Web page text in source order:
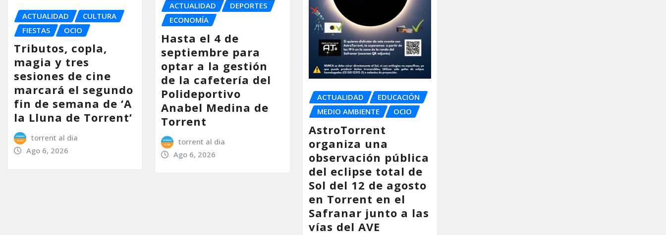
ACTUALIDAD
CULTURA
FIESTAS
OCIO
Tributos, copla,
magia y tres
sesiones de cine
marcará el segundo
fin de semana de ‘A
la Lluna de Torrent’
torrent al dia
Ago 6, 2026
ACTUALIDAD
DEPORTES
ECONOMÍA
Hasta el 4 de
septiembre para
optar a la gestión
de la cafetería del
Polideportivo
Anabel Medina de
Torrent
torrent al dia
Ago 6, 2026
ACTUALIDAD
EDUCACIÓN
MEDIO AMBIENTE
OCIO
AstroTorrent
organiza una
observación pública
del eclipse total de
Sol del 12 de agosto
en Torrent en el
Safranar junto a las
vías del AVE